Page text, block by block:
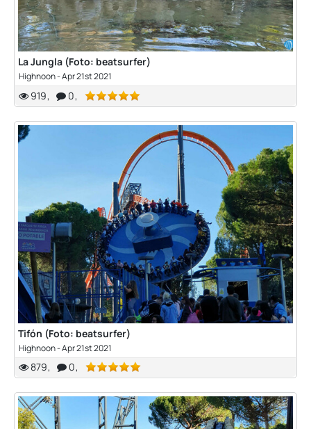
La Jungla (Foto: beatsurfer)
Highnoon-Apr 21st 2021
919 0
Tifón (Foto: beatsurfer)
Highnoon-Apr 21st 2021
879 0